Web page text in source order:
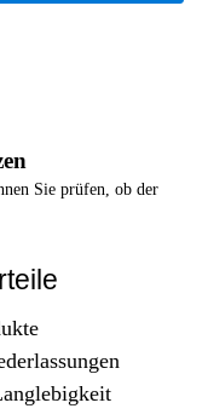
Sie prüfen, ob der